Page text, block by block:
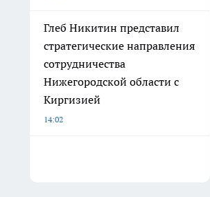
Глеб Никитин представил
стратегические направления
сотрудничества
Нижегородской области с
Киргизией
14:02